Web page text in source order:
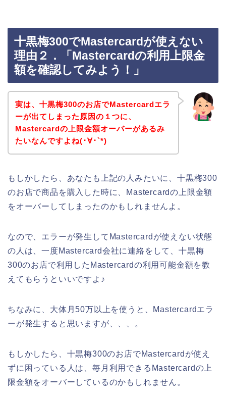
十黒梅300でMastercardが使えない
理由２．「Mastercardの利用上限金
額を確認してみよう！」
実は、十黒梅300のお店でMastercardエラ
ーが出てしまった原因の１つに、
Mastercardの上限金額オーバーがあるみ
たいなんですよね(･∀･`*)
もしかしたら、あなたも上記の人みたいに、十黒梅300
のお店で商品を購入した時に、Mastercardの上限金額
をオーバーしてしまったのかもしれませんよ。
なので、エラーが発生してMastercardが使えない状態
の人は、一度Mastercard会社に連絡をして、十黒梅
300のお店で利用したMastercardの利用可能金額を教
えてもらうといいですよ♪
ちなみに、大体月50万以上を使うと、Mastercardエラ
ーが発生すると思いますが、、、。
もしかしたら、十黒梅300のお店でMastercardが使え
ずに困っている人は、毎月利用できるMastercardの上
限金額をオーバーしているのかもしれません。